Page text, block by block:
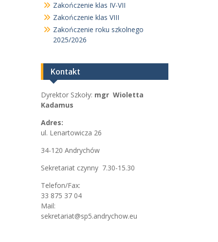
Zakończenie klas IV-VII
Zakończenie klas VIII
Zakończenie roku szkolnego
2025/2026
Kontakt
Dyrektor Szkoły: mgr Wioletta
Kadamus
Adres:
ul. Lenartowicza 26
34-120 Andrychów
Sekretariat czynny 7.30-15.30
Telefon/Fax:
33 875 37 04
Mail:
sekretariat@sp5.andrychow.eu